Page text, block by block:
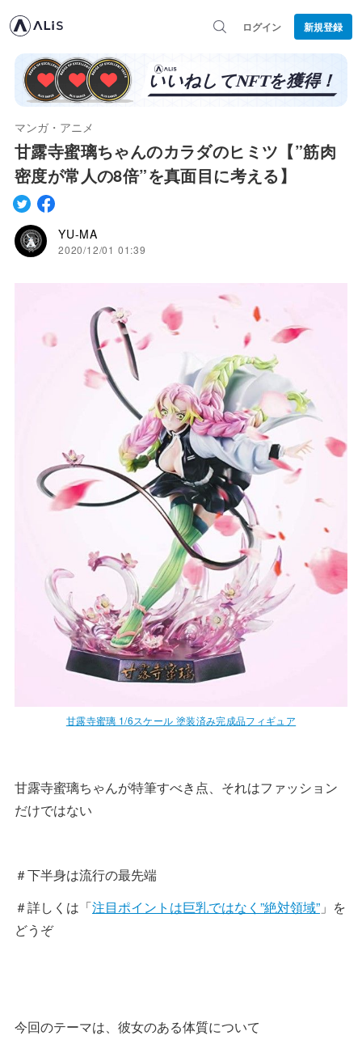
ログイン 新規登録
マンガ・アニメ
甘露寺蜜璃ちゃんのカラダのヒミツ【”筋肉
密度が常人の8倍”を真面目に考える】
YU-MA
2020/12/01 01:39
甘露寺蜜璃 1/6スケール 塗装済み完成品フィギュア
甘露寺蜜璃ちゃんが特筆すべき点、それはファッション
だけではない
＃下半身は流行の最先端
＃詳しくは「注目ポイントは巨乳ではなく”絶対領域” 」を
どうぞ
今回のテーマは、彼女のある体質について